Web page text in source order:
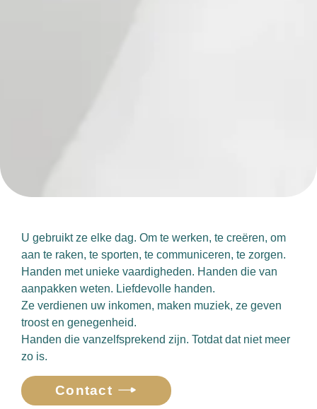
U gebruikt ze elke dag. Om te werken, te creëren, om
aan te raken, te sporten, te communiceren, te zorgen.
Handen met unieke vaardigheden. Handen die van
aanpakken weten. Liefdevolle handen.
Ze verdienen uw inkomen, maken muziek, ze geven
troost en genegenheid.
Handen die vanzelfsprekend zijn. Totdat dat niet meer
zo is.
Contact